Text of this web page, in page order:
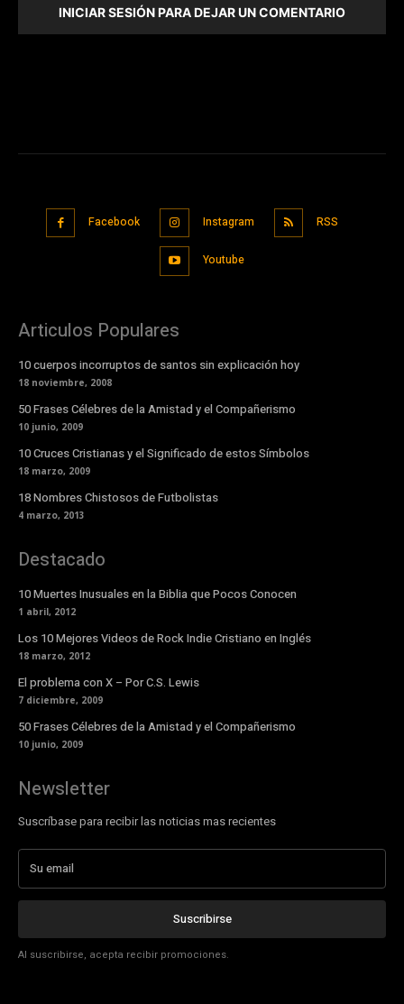
INICIAR SESIÓN PARA DEJAR UN COMENTARIO
Facebook Instagram RSS
Youtube
Articulos Populares
10 cuerpos incorruptos de santos sin explicación hoy
18 noviembre, 2008
50 Frases Célebres de la Amistad y el Compañerismo
10 junio, 2009
10 Cruces Cristianas y el Significado de estos Símbolos
18 marzo, 2009
18 Nombres Chistosos de Futbolistas
4 marzo, 2013
Destacado
10 Muertes Inusuales en la Biblia que Pocos Conocen
1 abril, 2012
Los 10 Mejores Videos de Rock Indie Cristiano en Inglés
18 marzo, 2012
El problema con X – Por C.S. Lewis
7 diciembre, 2009
50 Frases Célebres de la Amistad y el Compañerismo
10 junio, 2009
Newsletter
Suscríbase para recibir las noticias mas recientes
Suscribirse
Al suscribirse, acepta recibir promociones.